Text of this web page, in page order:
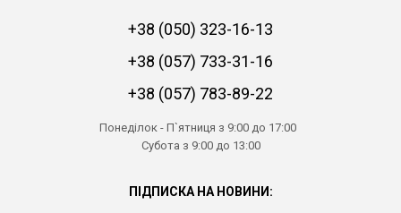
+38 (050) 323-16-13
+38 (057) 733-31-16
+38 (057) 783-89-22
Понеділок - П`ятниця з 9:00 до 17:00
Субота з 9:00 до 13:00
ПІДПИСКА НА НОВИНИ: